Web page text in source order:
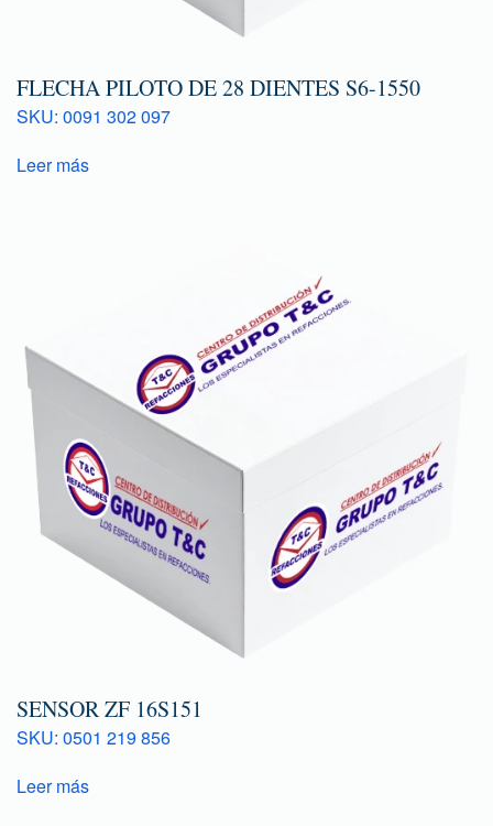
FLECHA PILOTO DE 28 DIENTES S6-1550
SKU: 0091 302 097
Leer más
SENSOR ZF 16S151
SKU: 0501 219 856
Leer más